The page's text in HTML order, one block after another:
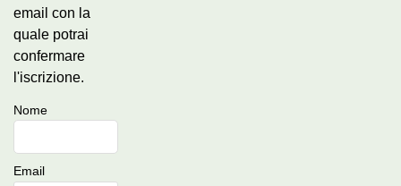
email con la
quale potrai
confermare
l'iscrizione.
Nome
Email